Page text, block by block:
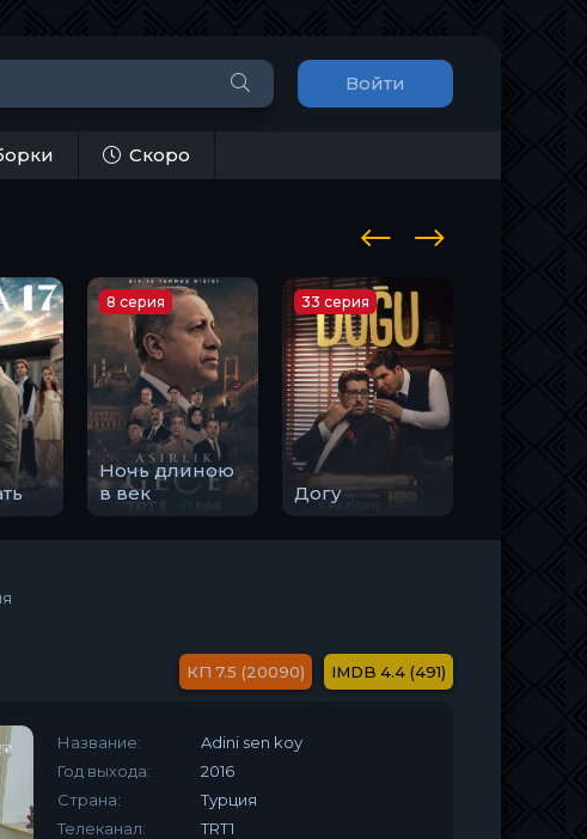
Войти
Скоро
Ночь длиною
в век
8 серия
Догу
33 серия
7.5 (20090) 4.4 (491)
Название:
Adini sen koy
Год выхода:
2016
Страна:
Турция
Телеканал:
TRT1